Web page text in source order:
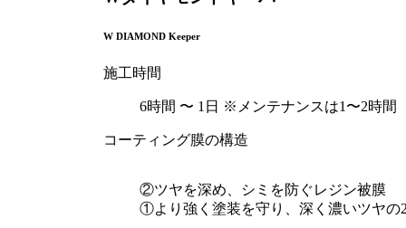
W DIAMOND Keeper
施工時間
6時間 〜 1日 ※メンテナンスは1〜2時間
コーティング膜の構造
②ツヤを深め、シミを防ぐレジン被膜
①より強く塗装を守り、深く濃いツヤの